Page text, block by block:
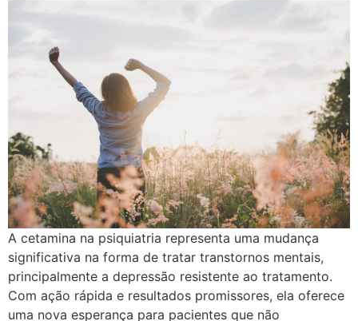
A cetamina na psiquiatria representa uma mudança
significativa na forma de tratar transtornos mentais,
principalmente a depressão resistente ao tratamento.
Com ação rápida e resultados promissores, ela oferece
uma nova esperança para pacientes que não